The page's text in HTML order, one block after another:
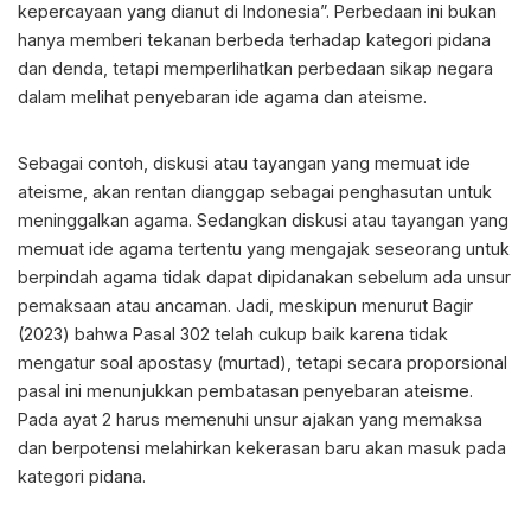
kepercayaan yang dianut di Indonesia”. Perbedaan ini bukan
hanya memberi tekanan berbeda terhadap kategori pidana
dan denda, tetapi memperlihatkan perbedaan sikap negara
dalam melihat penyebaran ide agama dan ateisme.
Sebagai contoh, diskusi atau tayangan yang memuat ide
ateisme, akan rentan dianggap sebagai penghasutan untuk
meninggalkan agama. Sedangkan diskusi atau tayangan yang
memuat ide agama tertentu yang mengajak seseorang untuk
berpindah agama tidak dapat dipidanakan sebelum ada unsur
pemaksaan atau ancaman. Jadi, meskipun menurut Bagir
(2023) bahwa Pasal 302 telah cukup baik karena tidak
mengatur soal apostasy (murtad), tetapi secara proporsional
pasal ini menunjukkan pembatasan penyebaran ateisme.
Pada ayat 2 harus memenuhi unsur ajakan yang memaksa
dan berpotensi melahirkan kekerasan baru akan masuk pada
kategori pidana.